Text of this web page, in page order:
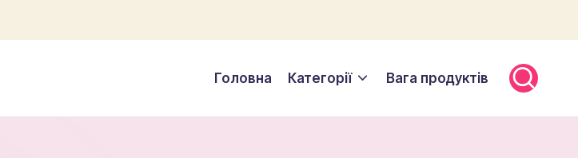
Головна Категорії Вага продуктів